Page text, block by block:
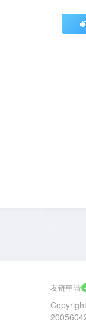
友链申请